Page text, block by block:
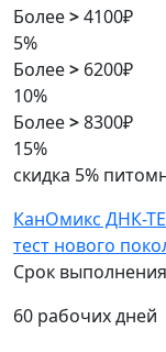
Более>4100₽
5%
Более> 6200₽
10%
Более>8300₽
15%
скидка 5%
КанОмикс ДНК-
тест нового
Срок
60 рабочих дней